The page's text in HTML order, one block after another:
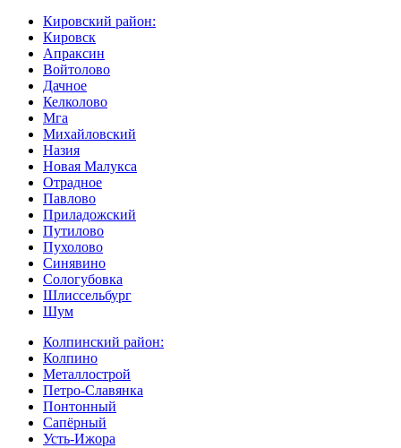
Кировский район:
Кировск
Апраксин
Войтолово
Дачное
Келколово
Мга
Михайловский
Назия
Новая Малукса
Отрадное
Павлово
Приладожский
Путилово
Пухолово
Синявино
Сологубовка
Шлиссельбург
Шум
Колпинский район:
Колпино
Металлострой
Петро-Славянка
Понтонный
Сапёрный
Усть-Ижора